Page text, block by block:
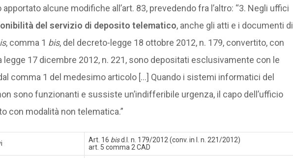
alcune modifiche all’art. 83, prevedendo fra l’altro: “3. Negli uffici
del servizio di deposito telematico, anche gli atti e i documenti di
, comma 1 bis, del decreto-legge 18 ottobre 2012, n. 179, convertito, con
legge 17 dicembre 2012, n. 221, sono depositati esclusivamente con le
comma 1 del medesimo articolo […] Quando i sistemi informatici del
sono funzionanti e sussiste un’indifferibile urgenza, il capo dell’ufficio
con modalità non telematica.”
Art. 16 bisd.l. n. 179/2012 (conv. in l. n. 221/2012)
art. 5 comma 2 CAD